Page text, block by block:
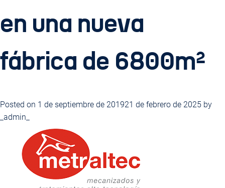
en una nueva
fábrica de 6800m²
Posted on 1 de septiembre de 201921 de febrero de 2025 by
_admin_